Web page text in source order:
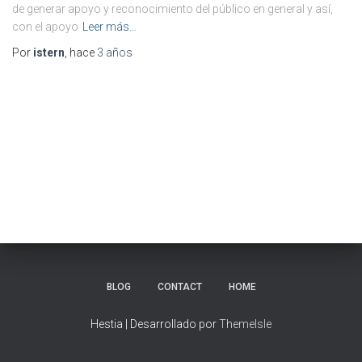
de generar apoyo y reconocimiento del público en general y así,
con el apoyo
Leer más…
Por istern , hace 3 años
BLOG CONTACT HOME
Hestia | Desarrollado porThemeIsle